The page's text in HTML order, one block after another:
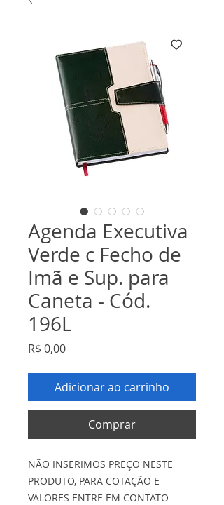
Agenda Executiva
Verde c Fecho de
Imã e Sup. para
Caneta - Cód.
196L
R$ 0,00Preço
Adicionar ao carrinho
Comprar
NÃO INSERIMOS PREÇO NESTE
PRODUTO, PARA COTAÇÃO E
VALORES ENTRE EM CONTATO